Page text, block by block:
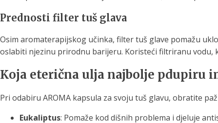
Prednosti filter tuš glava
Osim aromaterapijskog učinka, filter tuš glave pomažu
oslabiti njezinu prirodnu barijeru. Koristeći filtriranu vodu,
Koja eterična ulja najbolje pdupiru
Pri odabiru AROMA kapsula za svoju tuš glavu, obratite
Eukaliptus: Pomaže kod dišnih problema i djeluje